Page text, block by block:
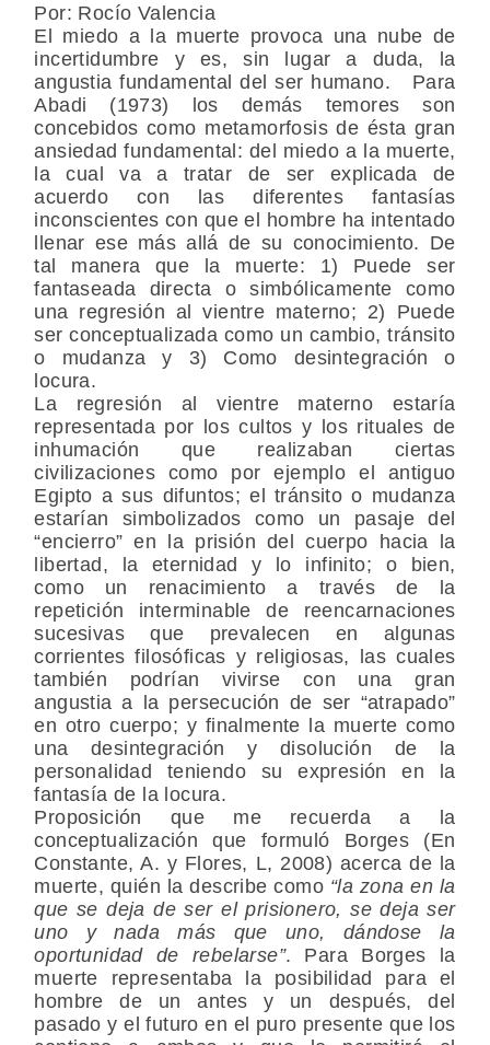
Por: Rocío Valencia
El miedo a la muerte provoca una nube de
incertidumbre y es, sin lugar a duda, la
angustia fundamental del ser humano. Para
Abadi (1973) los demás temores son
concebidos como metamorfosis de ésta gran
ansiedad fundamental: del miedo a la muerte,
la cual va a tratar de ser explicada de
acuerdo con las diferentes fantasías
inconscientes con que el hombre ha intentado
llenar ese más allá de su conocimiento. De
tal manera que la muerte: 1) Puede ser
fantaseada directa o simbólicamente como
una regresión al vientre materno; 2) Puede
ser conceptualizada como un cambio, tránsito
o mudanza y 3) Como desintegración o
locura.
La regresión al vientre materno estaría
representada por los cultos y los rituales de
inhumación que realizaban ciertas
civilizaciones como por ejemplo el antiguo
Egipto a sus difuntos; el tránsito o mudanza
estarían simbolizados como un pasaje del
“encierro” en la prisión del cuerpo hacia la
libertad, la eternidad y lo infinito; o bien,
como un renacimiento a través de la
repetición interminable de reencarnaciones
sucesivas que prevalecen en algunas
corrientes filosóficas y religiosas, las cuales
también podrían vivirse con una gran
angustia a la persecución de ser “atrapado”
en otro cuerpo; y finalmente la muerte como
una desintegración y disolución de la
personalidad teniendo su expresión en la
fantasía de la locura.
Proposición que me recuerda a la
conceptualización que formuló Borges (En
Constante, A. y Flores, L, 2008) acerca de la
muerte, quién la describe como “la zona en la
que se deja de ser el prisionero, se deja ser
uno y nada más que uno, dándose la
oportunidad de rebelarse”. Para Borges la
muerte representaba la posibilidad para el
hombre de un antes y un después, del
pasado y el futuro en el puro presente que los